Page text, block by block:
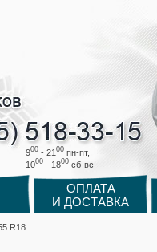
900 - 21 00 пн-пт,
1000 - 1800 cб-вс
ОПЛАТА
И ДОСТАВКА
R18